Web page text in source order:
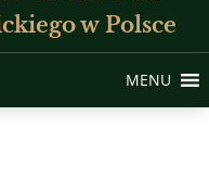
w Polsce
MENU